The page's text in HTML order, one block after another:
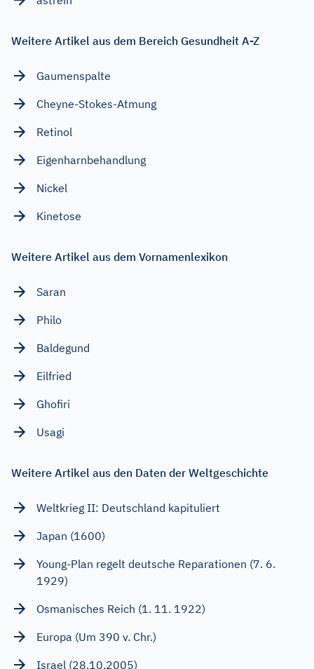
Weitere Artikel aus dem Bereich Gesundheit A-Z
Gaumenspalte
Cheyne-Stokes-Atmung
Retinol
Eigenharnbehandlung
Nickel
Kinetose
Weitere Artikel aus dem Vornamenlexikon
Saran
Philo
Baldegund
Eilfried
Ghofiri
Usagi
Weitere Artikel aus den Daten der Weltgeschichte
Weltkrieg II: Deutschland kapituliert
Japan (1600)
Young-Plan regelt deutsche Reparationen (7. 6.
1929)
Osmanisches Reich (1. 11. 1922)
Europa (Um 390 v. Chr.)
Israel (28.10.2005)